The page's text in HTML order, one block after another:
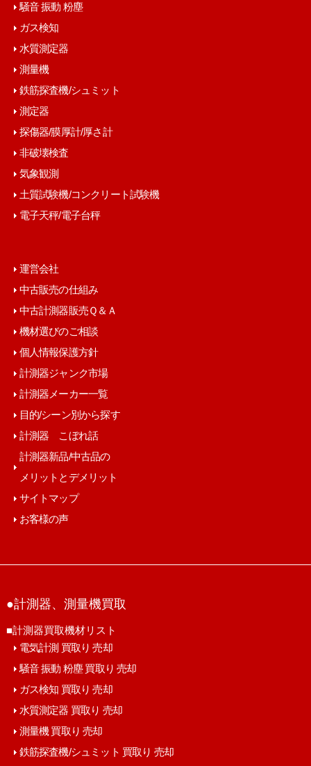
騒音 振動 粉塵
ガス検知
水質測定器
測量機
鉄筋探査機/シュミット
測定器
探傷器/膜厚計/厚さ計
非破壊検査
気象観測
土質試験機/コンクリート試験機
電子天秤/電子台秤
運営会社
中古販売の仕組み
中古計測器販売Ｑ＆Ａ
機材選びのご相談
個人情報保護方針
計測器ジャンク市場
計測器メーカー一覧
目的/シーン別から探す
計測器 こぼれ話
計測器新品/中古品の
メリットとデメリット
サイトマップ
お客様の声
●計測器、測量機買取
■計測器買取機材リスト
電気計測 買取り 売却
騒音 振動 粉塵 買取り 売却
ガス検知 買取り 売却
水質測定器 買取り 売却
測量機 買取り 売却
鉄筋探査機/シュミット 買取り 売却